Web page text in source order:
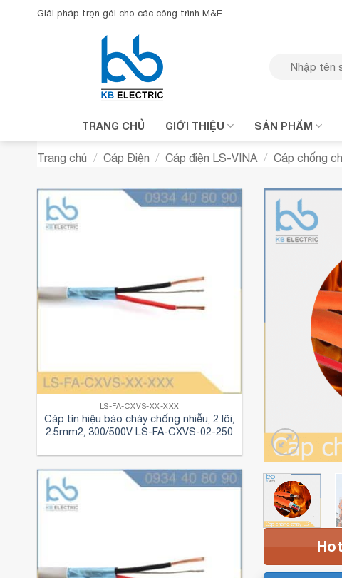
qua
Giải pháp trọn gói cho các công trình M&E
TRANG CHỦ GIỚI THIỆU SẢN PHẨM
Trang chủ / Cáp Điện / Cáp điện LS-VINA / Cáp chống
LS-FA-CXVS-XX-XXX
Cáp tín hiệu báo cháy chống nhiễu, 2 lõi,
2.5mm2, 300/500V LS-FA-CXVS-02-250